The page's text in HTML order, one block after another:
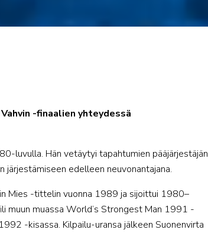
-finaalien yhteydessä
luvulla. Hän vetäytyi tapahtumien pääjärjestäjän
edelleen neuvonantajana.
Mies -tittelin vuonna 1989 ja sijoittui 1980–
muun muassa World’s Strongest Man 1991 -
-kisassa. Kilpailu-uransa jälkeen Suonenvirta